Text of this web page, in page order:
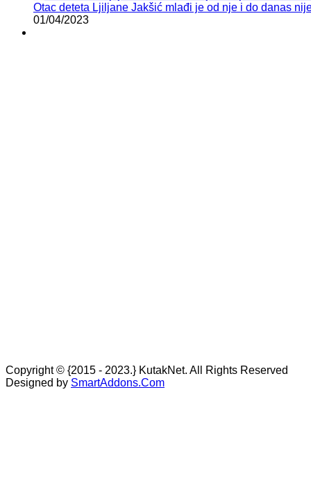
Otac deteta Ljiljane Jakšić mlađi je od nje i do danas
01/04/2023
Copyright © {2015 - 2023.} KutakNet. All Rights Reserved
Designed by SmartAddons.Com